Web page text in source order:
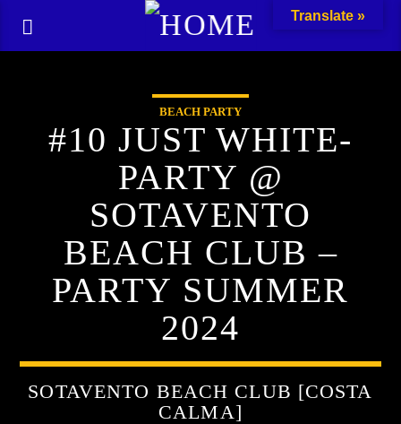
BEACH PARTY
#10 JUST WHITE-
PARTY @
SOTAVENTO
BEACH CLUB –
PARTY SUMMER
2024
SOTAVENTO BEACH CLUB [COSTA
CALMA]
Translate »